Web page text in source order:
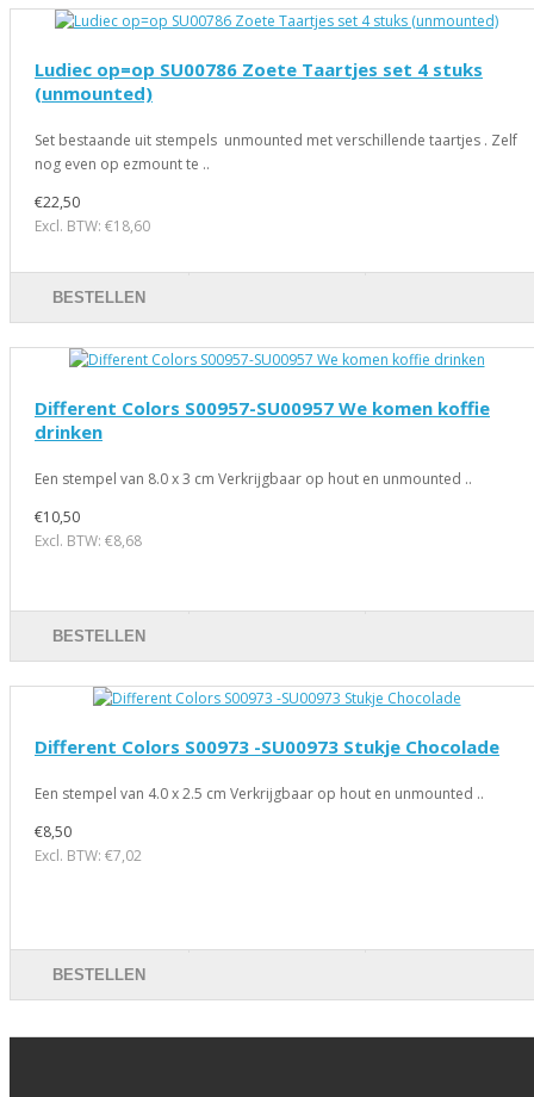
Ludiec op=op SU00786 Zoete Taartjes set 4 stuks
(unmounted)
Set bestaande uit stempels unmounted met verschillende taartjes . Zelf
nog even op ezmount te ..
€22,50
Excl. BTW: €18,60
BESTELLEN
Different Colors S00957-SU00957 We komen koffie
drinken
Een stempel van 8.0 x 3 cm Verkrijgbaar op hout en unmounted ..
€10,50
Excl. BTW: €8,68
BESTELLEN
Different Colors S00973 -SU00973 Stukje Chocolade
Een stempel van 4.0 x 2.5 cm Verkrijgbaar op hout en unmounted ..
€8,50
Excl. BTW: €7,02
BESTELLEN